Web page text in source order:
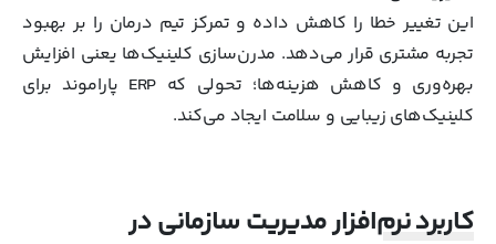
این تغییر خطا را کاهش داده و تمرکز تیم درمان را بر بهبود
تجربه مشتری قرار می‌دهد. مدرن‌سازی کلینیک‌ها یعنی افزایش
بهره‌وری و کاهش هزینه‌ها؛ تحولی که ERP پاراموند برای
کلینیک‌های زیبایی و سلامت ایجاد می‌کند.
کاربرد نرم‌افزار مدیریت سازمانی در